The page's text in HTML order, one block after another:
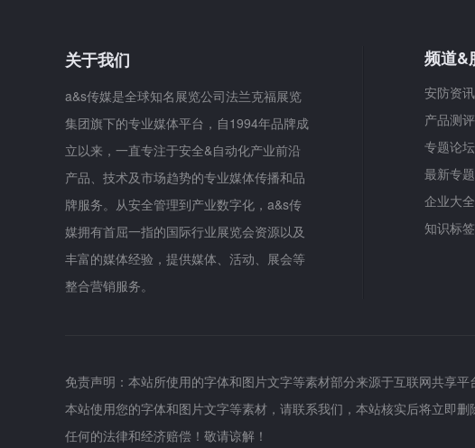
关于我们
a&s传媒是全球知名展览公司法兰克福展览
集团旗下的专业媒体平台，自1994年品牌成
立以来，一直专注于安全&自动化产业前沿
产品、技术及市场趋势的专业媒体传播和品
牌服务。从安全管理到产业数字化，a&s传
媒拥有首屈一指的国际行业展览会资源以及
丰富的媒体经验，提供媒体、活动、展会等
整合营销服务。
频道&
安防资讯
产品测评
专题论坛
最新专题
企业大全
知识标签
免责声明：本站所使用的字体和图片文字等素材部分来源于互联网共享
本站使用您的字体和图片文字等素材，请联系我们，本站核实后将立即
任何的法律和经济赔偿！敬请谅解！